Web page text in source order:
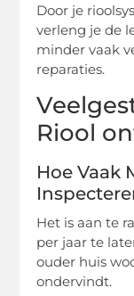
Door je
verleng je de
minder vaak
reparaties.
Riool
Hoe Vaak
Het is aan te
per jaar te
ouder huis
ondervindt.